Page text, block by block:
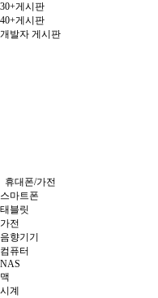
30+게시판
40+게시판
개발자 게시판
휴대폰/가전
스마트폰
태블릿
가전
음향기기
컴퓨터
NAS
맥
시계